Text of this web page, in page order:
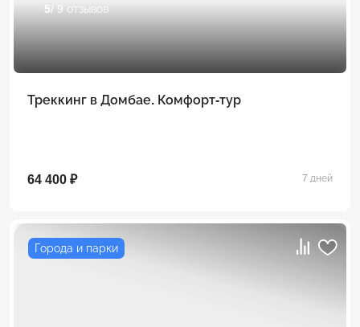
5/ 9 отзывов
Треккинг в Домбае. Комфорт-тур
64 400 ₽ 7 дней
Города и парки